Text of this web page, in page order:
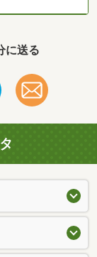
に送る